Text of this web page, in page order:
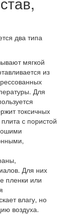
два типа
мягкой
из
Для
токсичных
с пористой
Для них
пленки или
влагу, но
воздуха.